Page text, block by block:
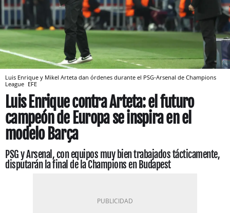
Luis Enrique y Mikel Arteta dan órdenes durante el PSG-Arsenal de Champions
League EFE
Luis Enrique contra Arteta: el futuro
campeón de Europa se inspira en el
modelo Barça
PSG y Arsenal, con equipos muy bien trabajados tácticamente,
disputarán la final de la Champions en Budapest